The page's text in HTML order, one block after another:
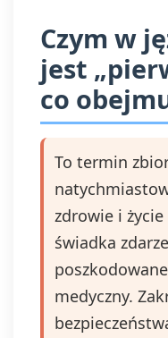
Czym w
jest
co
To termin
zdrowie i
świadka
medyczny.